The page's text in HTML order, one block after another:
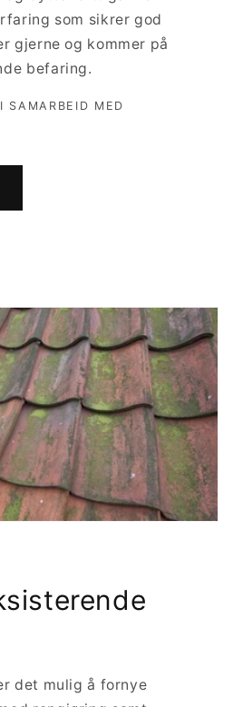
som sikrer god
gjerne og kommer på
befaring.
SAMARBEID MED
det mulig å fornye